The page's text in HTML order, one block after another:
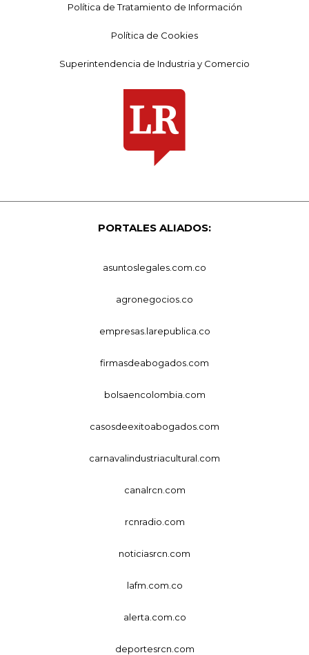
Política de Tratamiento de Información
Política de Cookies
Superintendencia de Industria y Comercio
PORTALES ALIADOS:
asuntoslegales.com.co
agronegocios.co
empresas.larepublica.co
firmasdeabogados.com
bolsaencolombia.com
casosdeexitoabogados.com
carnavalindustriacultural.com
canalrcn.com
rcnradio.com
noticiasrcn.com
lafm.com.co
alerta.com.co
deportesrcn.com